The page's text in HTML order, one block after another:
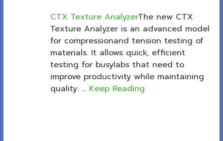
CTX Texture AnalyzerThe new CTX
Texture Analyzer is an advanced model
for compressionand tension testing of
materials. It allows quick, efficient
testing for busylabs that need to
improve productivity while maintaining
quality. ... Keep Reading